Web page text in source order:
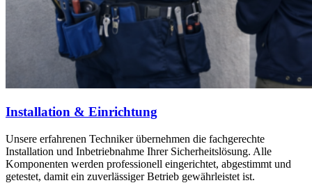
Installation & Einrichtung
Unsere erfahrenen Techniker übernehmen die fachgerechte
Installation und Inbetriebnahme Ihrer Sicherheitslösung. Alle
Komponenten werden professionell eingerichtet, abgestimmt und
getestet, damit ein zuverlässiger Betrieb gewährleistet ist.